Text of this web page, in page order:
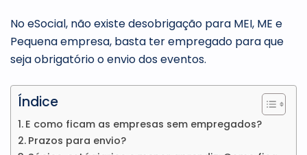
No eSocial, não existe desobrigação para MEI, ME e
Pequena empresa, basta ter empregado para que
seja obrigatório o envio dos eventos.
Índice
E como ficam as empresas sem empregados?
Prazos para envio?